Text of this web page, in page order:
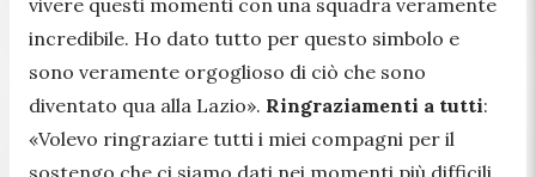
incredibile. Ho dato tutto per questo simbolo e
sono veramente orgoglioso di ciò che sono
diventato qua alla Lazio». Ringraziamenti a tutti:
«Volevo ringraziare tutti i miei compagni per il
sostengo che ci siamo dati nei momenti più difficili,